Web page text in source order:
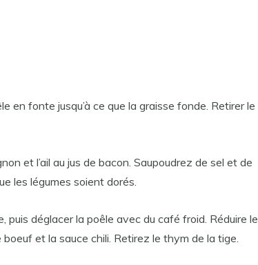
en fonte jusqu’à ce que la graisse fonde. Retirer le
et l’ail au jus de bacon. Saupoudrez de sel et de
les légumes soient dorés.
puis déglacer la poêle avec du café froid. Réduire le
et la sauce chili. Retirez le thym de la tige.